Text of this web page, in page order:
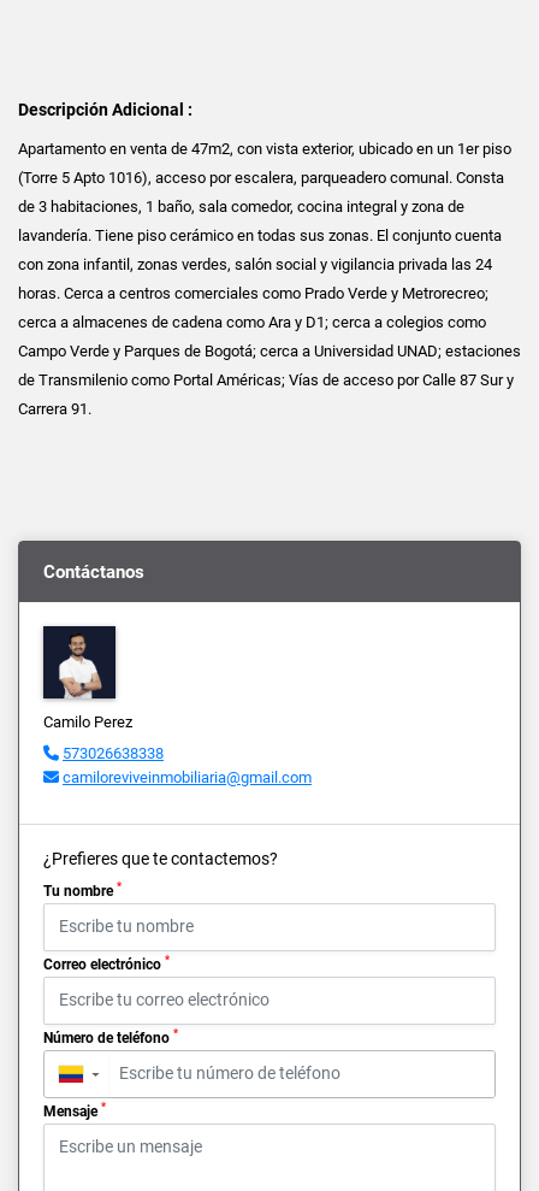
Descripción Adicional :
Apartamento en venta de 47m2, con vista exterior, ubicado en un 1er piso
(Torre 5 Apto 1016), acceso por escalera, parqueadero comunal. Consta
de 3 habitaciones, 1 baño, sala comedor, cocina integral y zona de
lavandería. Tiene piso cerámico en todas sus zonas. El conjunto cuenta
con zona infantil, zonas verdes, salón social y vigilancia privada las 24
horas. Cerca a centros comerciales como Prado Verde y Metrorecreo;
cerca a almacenes de cadena como Ara y D1; cerca a colegios como
Campo Verde y Parques de Bogotá; cerca a Universidad UNAD; estaciones
de Transmilenio como Portal Américas; Vías de acceso por Calle 87 Sur y
Carrera 91.
Contáctanos
Camilo Perez
573026638338
camiloreviveinmobiliaria@gmail.com
¿Prefieres que te contactemos?
Tu nombre *
Correo electrónico *
Número de teléfono *
▼
Mensaje *